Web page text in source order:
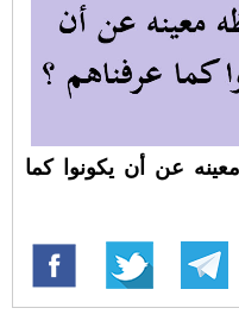
عن أن يكونوا كما